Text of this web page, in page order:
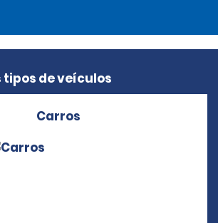
tipos de veículos
Carros